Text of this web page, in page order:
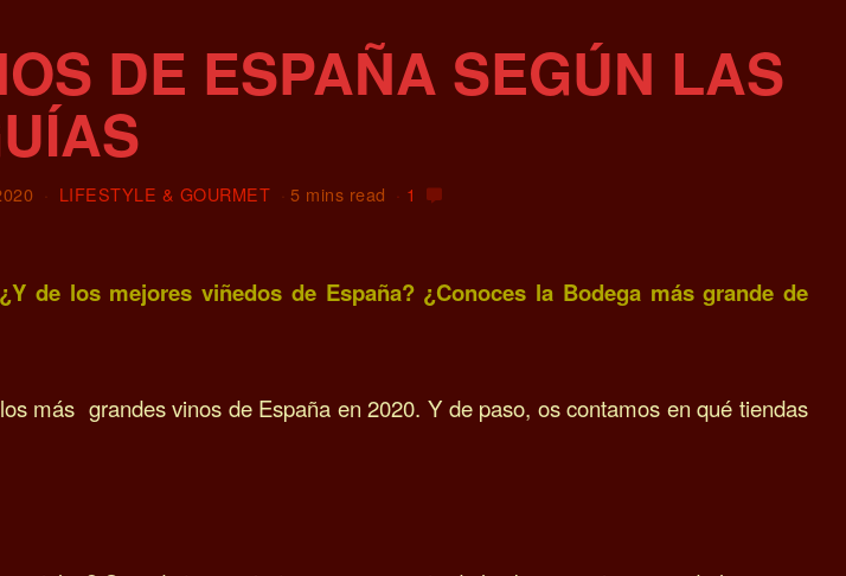
DE ESPAÑA SEGÚN LAS
LIFESTYLE & GOURMET 5 mins read 1
de los mejores viñedos de España? ¿Conoces la Bodega más grande de
más grandes vinos de España en 2020. Y de paso, os contamos en quétiendas